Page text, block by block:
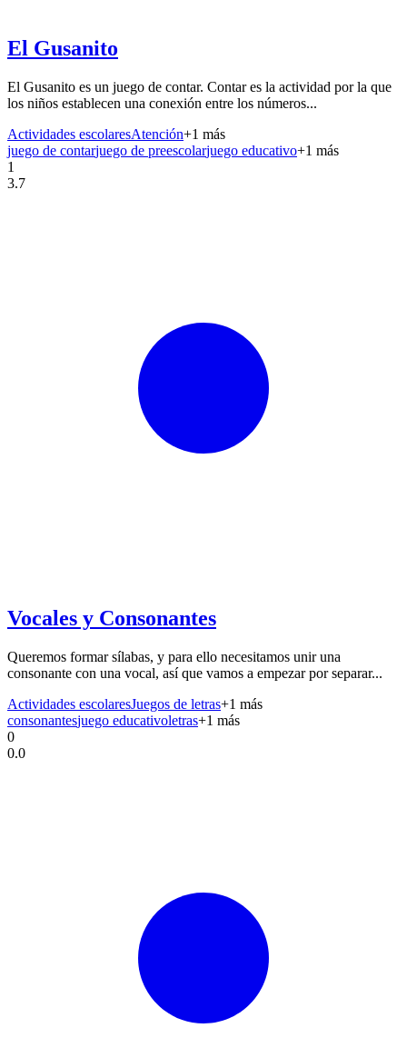
El Gusanito
El Gusanito es un juego de contar. Contar es la actividad por la que
los niños establecen una conexión entre los números...
Actividades escolaresAtención+1 más
juego de contarjuego de preescolarjuego educativo+1 más
1
3.7
Vocales y Consonantes
Queremos formar sílabas, y para ello necesitamos unir una
consonante con una vocal, así que vamos a empezar por separar...
Actividades escolaresJuegos de letras+1 más
consonantesjuego educativoletras+1 más
0
0.0